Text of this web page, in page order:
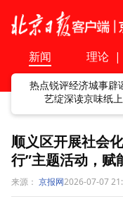
新闻 理论 |
热点锐评经济城事辟
艺绽深读京味纸
顺义区开展社会
行”主题活动，赋
来源： 京报网2026-07-07